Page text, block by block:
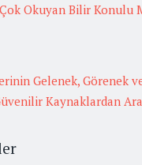
Çok Okuyan Bilir Konulu
Gelenek, Görenek
Kaynaklardan